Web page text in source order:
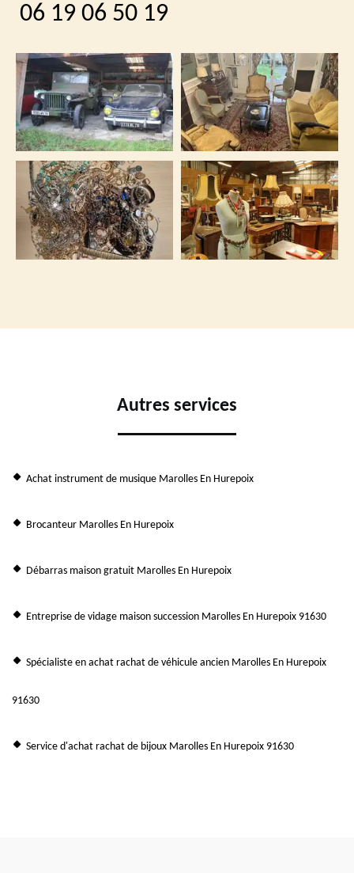
06 19 06 50 19
Autres services
Achat instrument de musique Marolles En Hurepoix
Brocanteur Marolles En Hurepoix
Débarras maison gratuit Marolles En Hurepoix
Entreprise de vidage maison succession Marolles En Hurepoix 91630
Spécialiste en achat rachat de véhicule ancien Marolles En Hurepoix
91630
Service d'achat rachat de bijoux Marolles En Hurepoix 91630